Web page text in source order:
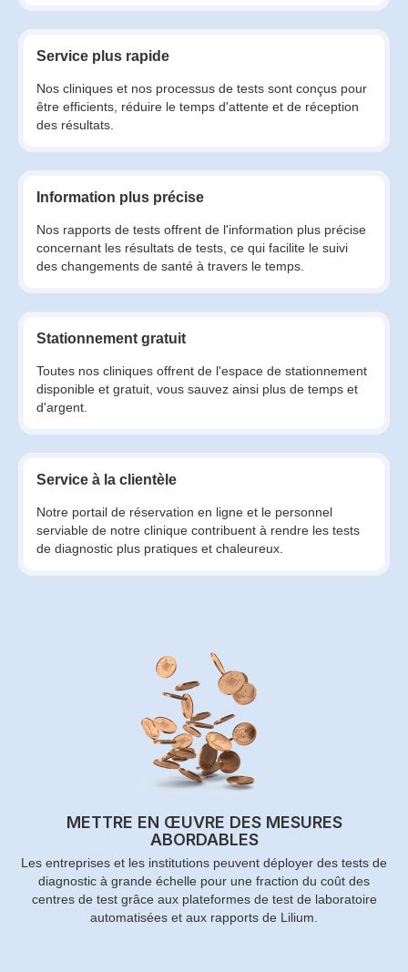
Service plus rapide
Nos cliniques et nos processus de tests sont conçus pour
être efficients, réduire le temps d'attente et de réception
des résultats.
Information plus précise
Nos rapports de tests offrent de l'information plus précise
concernant les résultats de tests, ce qui facilite le suivi
des changements de santé à travers le temps.
Stationnement gratuit
Toutes nos cliniques offrent de l'espace de stationnement
disponible et gratuit, vous sauvez ainsi plus de temps et
d'argent.
Service à la clientèle
Notre portail de réservation en ligne et le personnel
serviable de notre clinique contribuent à rendre les tests
de diagnostic plus pratiques et chaleureux.
METTRE EN ŒUVRE DES MESURES
ABORDABLES
Les entreprises et les institutions peuvent déployer des tests de
diagnostic à grande échelle pour une fraction du coût des
centres de test grâce aux plateformes de test de laboratoire
automatisées et aux rapports de Lilium.